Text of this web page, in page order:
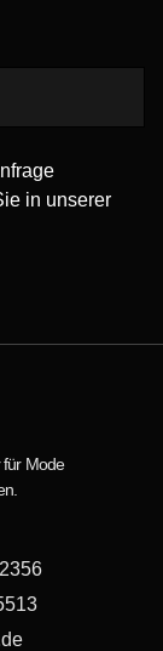
in unserer
für Mode